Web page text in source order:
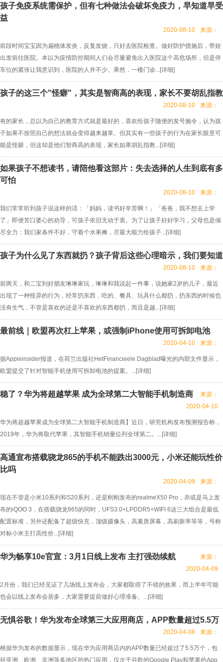
孩子免疫系统需保护，但有七种做法会破坏免疫力，早知道早受
益
来源：
2020-08-10
前段时间宝宝因为扁桃体发炎，反复发烧，只好去医院检查。做好防护措施后，带娃
出发前往医院。本以为疫情防控期间人们会尽量避免出入医院这个高危场所，但是停
车位的紧张让我意识到，医院的人并不少。果然，一楼门诊...[详细]
孩子的这三个"怪癖"，其实是智商高的表现，家长不要胡乱指教
来源：
2020-08-10
有的家长，总以为自己的教育方式就是最好的，喜欢给孩子随便的发号施令，认为孩
子如果不按照自己的想法就会变得越来越笨。但其实有一些孩子的行为在家长眼里可
能是怪癖，但这却是他们智商高的表现，家长如果胡乱指教...[详细]
如果孩子不想读书，请陪他看这部片：失去选择的人生到底有多
可怕
来源：
2020-08-10
我们常常听到孩子说这样的话：「妈妈，读书好辛苦啊！」「爸爸，我不想去上学
了」即便苦口婆心的劝导，可孩子依旧无动于衷。为了让孩子好好学习，父母也是倾
尽全力：我们家条件不好，守着个水果摊，尽最大能力给孩子...[详细]
孩子为什么见了东西就扔？孩子背后这些心理暗示，我们要知道
来源：
2020-08-10
前两天，和二宝到好朋友琳琳家玩，琳琳和我说起一件事，说她家2岁的儿子，最近
出现了一种怪异的行为，经常扔东西，吃的、餐具、玩具什么都扔，扔东西的时候也
没有生气，不管是喜欢的还是不喜欢的东西都扔，而且是越...[详细]
最前线｜欧盟再次杠上苹果，或强制iPhone使用可拆卸电池
来源：
2020-04-10
据Appleinsider报道，在荷兰出版社HetFinancieele Dagblad曝光的内部文件显示，
欧盟提交了针对智能手机使用可拆卸电池的提案。...[详细]
稳了？华为将超越苹果 成为全球第二大智能手机制造商
来源：
2020-04-10
华为将超越苹果成为全球第二大智能手机制造商】近日，研究机构发布预测报告称，
2019年，华为将取代苹果，其智能手机销量位列全球第二。...[详细]
高通宣布搭载骁龙865的手机不能跌出3000元，小米还能玩性价
比吗
来源：
2020-04-09
现在不管是小米10系列和S20系列，还是刚刚发布的realmeX50 Pro，亦或是马上发
布的iQOO 3，在搭载骁龙865的同时，UFS3.0+LPDDR5+WIFI 6这三大组合是最低
配置标准，另外还配备了超级快充，顶级摄像头，高素质屏幕，高刷新率等等，号称
对标小米主打高性价...[详细]
华为畅享10e官宣：3月1日线上发布 主打强劲续航
来源：
2020-04-09
2月份，我们已经见证了几场线上发布会，大家都取得了不错的效果，而上半年可能
也会以线上发布会居多，大家需要提前做好心理准备。...[详细]
无惧谷歌！华为发布全球第三大应用商店，APP数量超过5.5万
来源：
2020-04-08
根据华为发布的数据显示，现在华为应用商店内的APP数量已经超过了5.5万个，包
括亚洲、欧洲、非洲等多地区的热门应用，仅次于谷歌的Google Play和苹果的App